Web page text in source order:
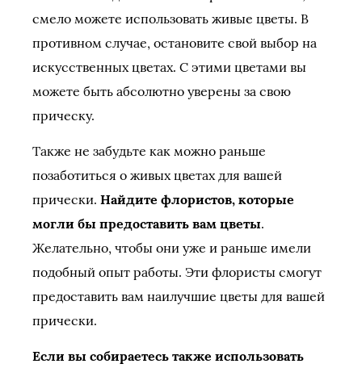
смело можете использовать живые цветы. В
противном случае, остановите свой выбор на
искусственных цветах. С этими цветами вы
можете быть абсолютно уверены за свою
прическу.
Также не забудьте как можно раньше
позаботиться о живых цветах для вашей
прически. Найдите флористов, которые
могли бы предоставить вам цветы.
Желательно, чтобы они уже и раньше имели
подобный опыт работы. Эти флористы смогут
предоставить вам наилучшие цветы для вашей
прически.
Если вы собираетесь также использовать